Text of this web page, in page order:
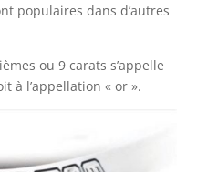
populaires dans d’autres
ou 9 carats s’appelle
à l’appellation « or ».